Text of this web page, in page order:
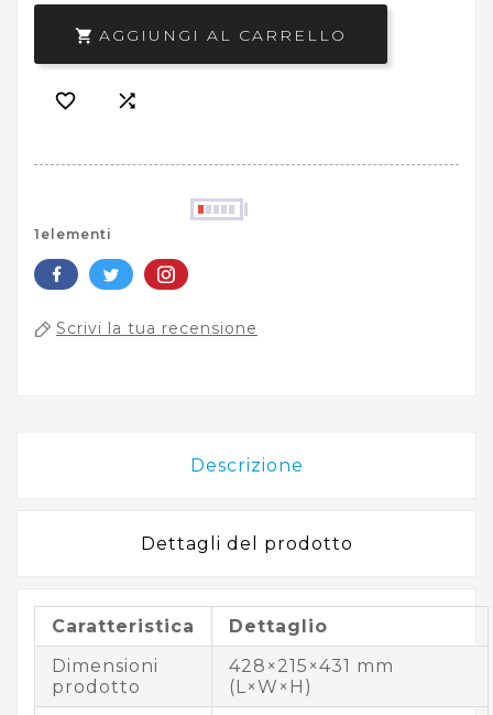
 AGGIUNGI AL CARRELLO
 
1elementi
Scrivi la tua recensione
Descrizione
Dettagli del prodotto
Caratteristica
Dettaglio
Dimensioni
prodotto
428×215×431 mm
(L×W×H)